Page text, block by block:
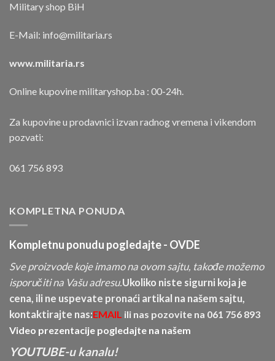
Military shop BiH
E-Mail: info@militaria.rs
www.militaria.rs
Online kupovine militaryshop.ba : 00-24h.
Za kupovine u prodavnici izvan radnog vremena i vikendom
pozvati:
061 756 893
KOMPLETNA PONUDA
Kompletnu ponudu pogledajte - OVDE
Sve proizvode koje imamo na ovom sajtu, takođe možemo
isporučiti na Vašu adresu.Ukoliko niste sigurni koja je
cena, ili ne uspevate pronaći artikal na našem sajtu,
kontaktirajte nas:EMAIL ili nas pozovite na 061 756 893
Video prezentacije pogledajte na našem
YOUTUBE-u kanalu!